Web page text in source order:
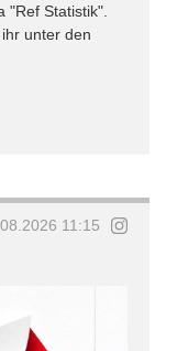
"Ref Statistik".
unter den
11:15